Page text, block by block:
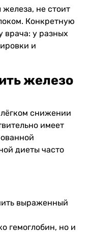
не стоит
Конкретную
врача: у разных
и
железо
снижении
имеет
диеты часто
выраженный
гемоглобин, но и